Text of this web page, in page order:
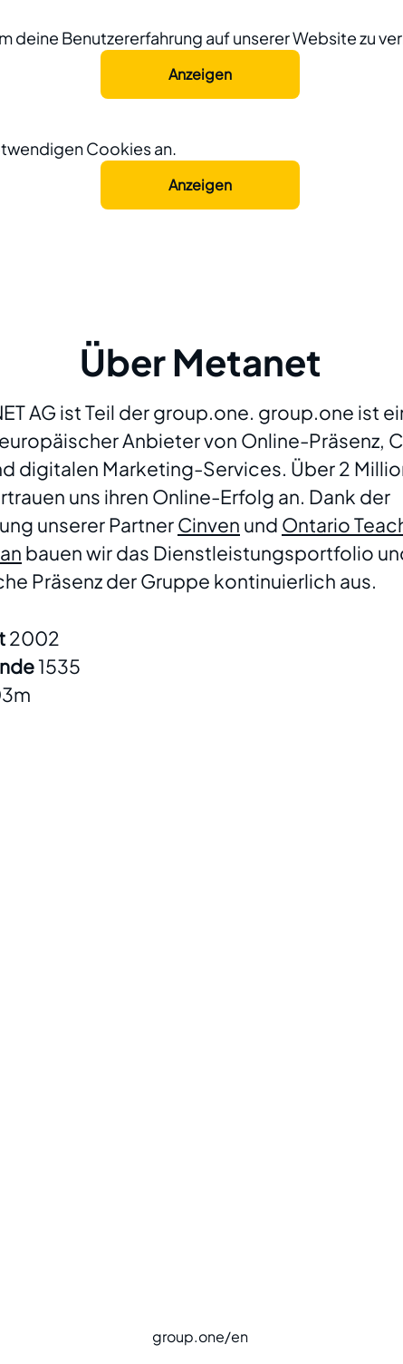
deine Benutzererfahrung auf unserer Website zu
Anzeigen
Cookies an.
Anzeigen
Über Metanet
AG ist Teil der group.one. group.one ist
Anbieter von Online-Präsenz,
digitalen Marketing-Services. Über 2
uns ihren Online-Erfolg an. Dank der
unserer PartnerCinven und Ontario
bauen wir das Dienstleistungsportfolio
Präsenz der Gruppe kontinuierlich aus.
2002
1535
group.one/en